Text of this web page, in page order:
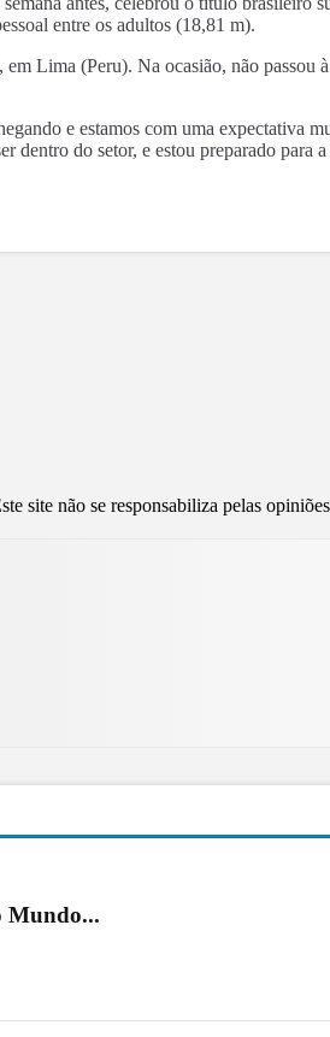
entre os adultos (18,81 m).
Lima (Peru). Na ocasião, não
e estamos com uma expectativa
do setor, e estou preparado para
site não se responsabiliza pelas
Mundo...